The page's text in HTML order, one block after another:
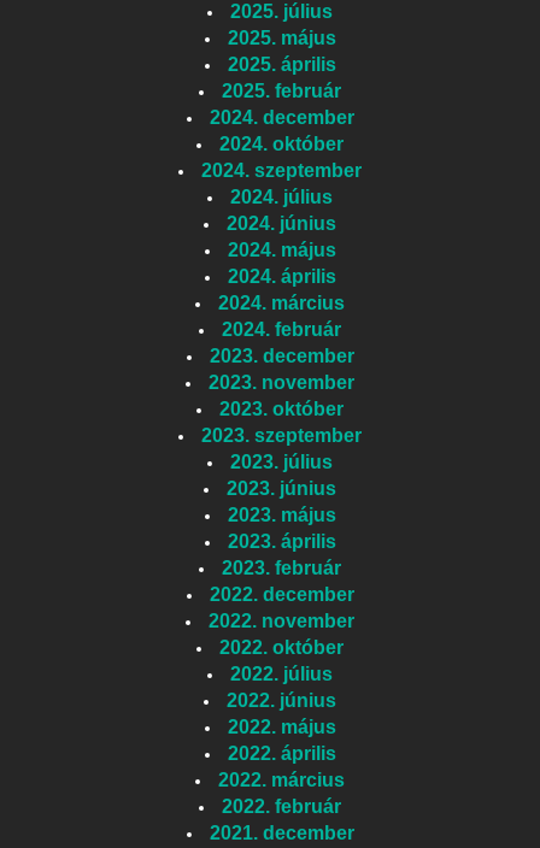
2025. július
2025. május
2025. április
2025. február
2024. december
2024. október
2024. szeptember
2024. július
2024. június
2024. május
2024. április
2024. március
2024. február
2023. december
2023. november
2023. október
2023. szeptember
2023. július
2023. június
2023. május
2023. április
2023. február
2022. december
2022. november
2022. október
2022. július
2022. június
2022. május
2022. április
2022. március
2022. február
2021. december